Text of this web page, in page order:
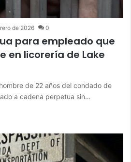
de 2026 0
para empleado que
en licorería de Lake
de 22 años del condado de
a cadena perpetua sin…